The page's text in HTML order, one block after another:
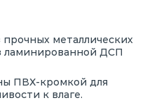
прочных металлических
ламинированной ДСП
ПВХ-кромкой для
к влаге.